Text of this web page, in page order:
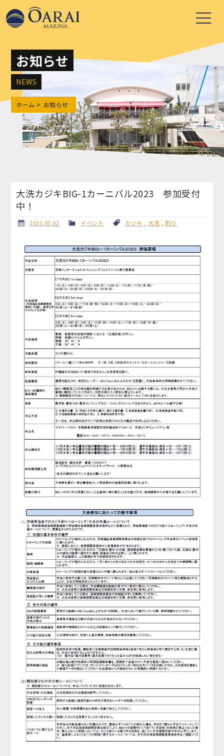
お知らせ
NEWS
ホーム お知らせ
大洗カジキBIG-1カーニバル2023 参加受付
中！
2023.07.02 イベント カジキ , 大洗 , 釣り